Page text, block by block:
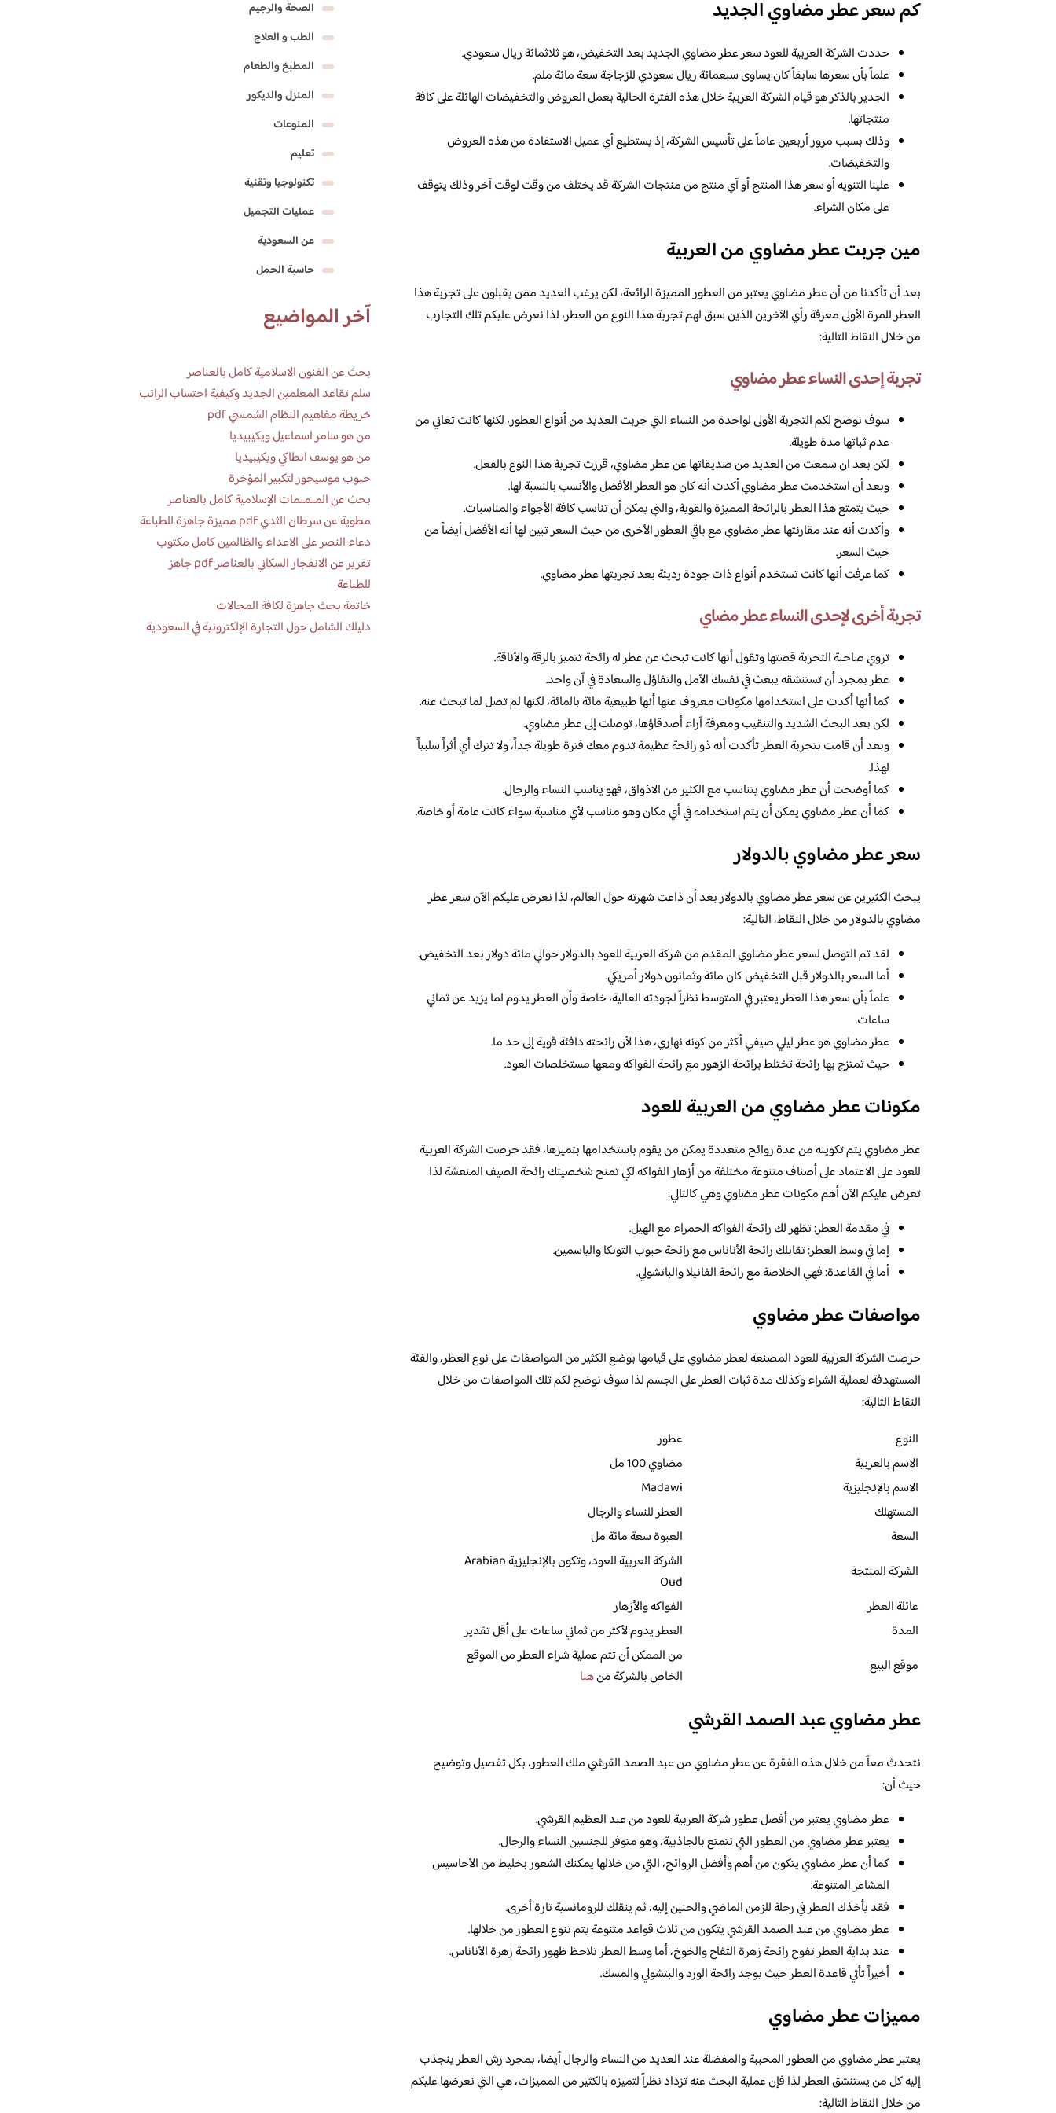
كم سعر عطر مضاوي الجديد
حددت الشركة العربية للعود سعر عطر مضاوي الجديد بعد التخفيض، هو ثلاثمائة ريال سعودي.
علماً بأن سعرها سابقاً كان يساوى سبعمائة ريال سعودي للزجاجة سعة مائة ملم.
الجدير بالذكر هو قيام الشركة العربية خلال هذه الفترة الحالية بعمل العروض والتخفيضات الهائلة على كافة
منتجاتها.
وذلك بسبب مرور أربعين عاماً على تأسيس الشركة، إذ يستطيع أي عميل الاستفادة من هذه العروض
والتخفيضات.
علينا التنويه أو سعر هذا المنتج أو آي منتج من منتجات الشركة قد يختلف من وقت لوقت آخر وذلك يتوقف
على مكان الشراء.
مين جربت عطر مضاوي من العربية
بعد أن تأكدنا من أن عطر مضاوي يعتبر من العطور المميزة الرائعة، لكن يرغب العديد ممن يقبلون على تجربة هذا
العطر للمرة الأولى معرفة رأي الآخرين الذين سبق لهم تجربة هذا النوع من العطر، لذا نعرض عليكم تلك التجارب
من خلال النقاط التالية:
تجربة إحدى النساء عطر مضاوي
سوف نوضح لكم التجربة الأولى لواحدة من النساء التي جربت العديد من أنواع العطور، لكنها كانت تعاني من
عدم ثباتها مدة طويلة.
لكن بعد ان سمعت من العديد من صديقاتها عن عطر مضاوي، قررت تجربة هذا النوع بالفعل.
وبعد أن استخدمت عطر مضاوي أكدت أنه كان هو العطر الأفضل والأنسب بالنسبة لها.
حيث يتمتع هذا العطر بالرائحة المميزة والقوية، والتي يمكن أن تناسب كافة الأجواء والمناسبات.
وأكدت أنه عند مقارنتها عطر مضاوي مع باقي العطور الأخرى من حيث السعر تبين لها أنه الأفضل أيضاً من
حيث السعر.
كما عرفت أنها كانت تستخدم أنواع ذات جودة رديئة بعد تجربتها عطر مضاوي.
تجربة أخرى لإحدى النساء عطر مضاي
تروي صاحبة التجربة قصتها وتقول أنها كانت تبحث عن عطر له رائحة تتميز بالرقة والأناقة.
عطر بمجرد أن تستنشقه يبعث في نفسك الأمل والتفاؤل والسعادة في آن واحد.
كما أنها أكدت على استخدامها مكونات معروف عنها أنها طبيعية مائة بالمائة، لكنها لم تصل لما تبحث عنه.
لكن بعد البحث الشديد والتنقيب ومعرفة آراء أصدقاؤها، توصلت إلى عطر مضاوي.
وبعد أن قامت بتجربة العطر تأكدت أنه ذو رائحة عظيمة تدوم معك فترة طويلة جداً، ولا تترك أي أثراً سلبياً
لهذا.
كما أوضحت أن عطر مضاوي يتناسب مع الكثير من الاذواق، فهو يناسب النساء والرجال.
كما أن عطر مضاوي يمكن أن يتم استخدامه في أي مكان وهو مناسب لأي مناسبة سواء كانت عامة أو خاصة.
سعر عطر مضاوي بالدولار
يبحث الكثيرين عن سعر عطر مضاوي بالدولار بعد أن ذاعت شهرته حول العالم، لذا نعرض عليكم الآن سعر عطر
مضاوي بالدولار من خلال النقاط، التالية:
لقد تم التوصل لسعر عطر مضاوي المقدم من شركة العربية للعود بالدولار حوالي مائة دولار بعد التخفيض.
أما السعر بالدولار قبل التخفيض كان مائة وثمانون دولار أمريكي.
علماً بأن سعر هذا العطر يعتبر في المتوسط نظراً لجودته العالية، خاصة وأن العطر يدوم لما يزيد عن ثماني
ساعات.
عطر مضاوي هو عطر ليلي صيفي أكثر من كونه نهاري، هذا لأن رائحته دافئة قوية إلى حد ما.
حيث تمتزج بها رائحة تختلط برائحة الزهور مع رائحة الفواكه ومعها مستخلصات العود.
مكونات عطر مضاوي من العربية للعود
عطر مضاوي يتم تكوينه من عدة روائح متعددة يمكن من يقوم باستخدامها بتميزها، فقد حرصت الشركة العربية
للعود على الاعتماد على أصناف متنوعة مختلفة من أزهار الفواكه لكي تمنح شخصيتك رائحة الصيف المنعشة لذا
تعرض عليكم الآن أهم مكونات عطر مضاوي وهي كالتالي:
في مقدمة العطر: تظهر لك رائحة الفواكه الحمراء مع الهيل.
إما في وسط العطر: تقابلك رائحة الأناناس مع رائحة حبوب التونكا والياسمين.
أما في القاعدة: فهي الخلاصة مع رائحة الفانيلا والباتشولي.
مواصفات عطر مضاوي
حرصت الشركة العربية للعود المصنعة لعطر مضاوي على قيامها بوضع الكثير من المواصفات على نوع العطر، والفئة
المستهدفة لعملية الشراء وكذلك مدة ثبات العطر على الجسم لذا سوف نوضح لكم تلك المواصفات من خلال
النقاط التالية:
النوع
عطور
الاسم بالعربية
مضاوي 100 مل
الاسم بالإنجليزية
Madawi
المستهلك
العطر للنساء والرجال
السعة
العبوة سعة مائة مل
الشركة المنتجة
الشركة العربية للعود، وتكون بالإنجليزية Arabian
Oud
عائلة العطر
الفواكه والأزهار
المدة
العطر يدوم لأكثر من ثماني ساعات على أقل تقدير
موقع البيع
من الممكن أن تتم عملية شراء العطر من الموقع
الخاص بالشركة منهنا
عطر مضاوي عبد الصمد القرشي
نتحدث معاً من خلال هذه الفقرة عن عطر مضاوي من عبد الصمد القرشي ملك العطور، بكل تفصيل وتوضيح
حيث أن:
عطر مضاوي يعتبر من أفضل عطور شركة العربية للعود من عبد العظيم القرشي.
يعتبر عطر مضاوي من العطور التي تتمتع بالجاذبية، وهو متوفر للجنسين النساء والرجال.
كما أن عطر مضاوي يتكون من أهم وأفضل الروائح، التي من خلالها يمكنك الشعور بخليط من الأحاسيس
المشاعر المتنوعة.
فقد يأخذك العطر في رحلة للزمن الماضي والحنين إليه، ثم ينقلك للرومانسية تارة أخرى.
عطر مضاوي من عبد الصمد القرشي يتكون من ثلاث قواعد متنوعة يتم تنوع العطور من خلالها.
عند بداية العطر تفوح رائحة زهرة التفاح والخوخ، أما وسط العطر تلاحظ ظهور رائحة زهرة الأناناس.
أخيراً تأتي قاعدة العطر حيث يوجد رائحة الورد والبتشولي والمسك.
مميزات عطر مضاوي
يعتبر عطر مضاوي من العطور المحببة والمفضلة عند العديد من النساء والرجال أيضا، بمجرد رش العطر ينجذب
إليه كل من يستنشق العطر لذا فإن عملية البحث عنه تزداد نظراً لتميزه بالكثير من المميزات، هي التي نعرضها عليكم
من خلال النقاط التالية:
الصحة والرجيم
الطب و العلاج
المطبخ والطعام
المنزل والديكور
المنوعات
تعليم
تكنولوجيا وتقنية
عمليات التجميل
عن السعودية
حاسبة الحمل
آخر المواضيع
بحث عن الفنون الاسلامية كامل بالعناصر
سلم تقاعد المعلمين الجديد وكيفية احتساب الراتب
خريطة مفاهيم النظام الشمسي pdf
من هو سامر اسماعيل ويكيبيديا
من هو يوسف انطاكي ويكيبيديا
حبوب موسيجور لتكبير المؤخرة
بحث عن المنمنمات الإسلامية كامل بالعناصر
مطوية عن سرطان الثدي pdf مميزة جاهزة للطباعة
دعاء النصر على الاعداء والظالمين كامل مكتوب
تقرير عن الانفجار السكاني بالعناصر pdf جاهز
للطباعة
خاتمة بحث جاهزة لكافة المجالات
دليلك الشامل حول التجارة الإلكترونية في السعودية